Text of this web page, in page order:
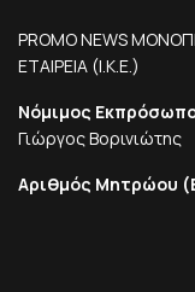
PROMO NEWS
ΕΤΑΙΡΕΙΑ (Ι.Κ.Ε.)
Νόμιμος
Γιώργος Βορινιώτης
Αριθμός Μητρώου